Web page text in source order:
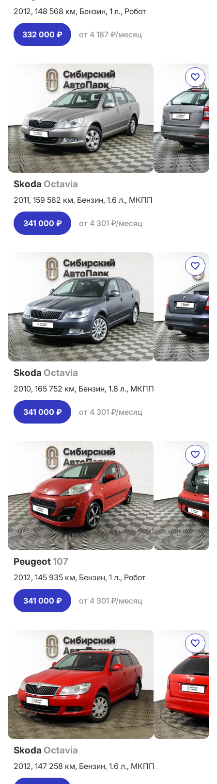
2012, 148 568 км, Бензин, 1 л., Робот
332 000 ₽ от 4 187 ₽/месяц
Skoda Octavia
2011, 159 582 км, Бензин, 1.6 л., МКПП
341 000 ₽ от 4 301 ₽/месяц
Skoda Octavia
2010, 165 752 км, Бензин, 1.8 л., МКПП
341 000 ₽ от 4 301 ₽/месяц
Peugeot107
2012, 145 935 км, Бензин, 1 л., Робот
341 000 ₽ от 4 301 ₽/месяц
Skoda Octavia
2012, 147 258 км, Бензин, 1.6 л., МКПП